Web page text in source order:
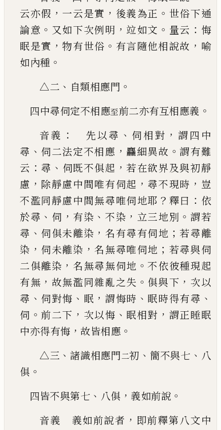
云亦假 ， 一云是實 ， 後義為正 。 世俗下通
論意 。 又如下次例明 ， 竝如文 。 量云 ： 悔
眠是實 ，物有世俗 。 有言隨他相說故 ， 喻
如內種 。
△二 、 自類相應門 。
四中尋伺定不相應至前二亦有互相應義 。
音義 ： 先以尋 、 伺相對 ， 謂四中
尋 、 伺二法定不相應 ， 麤細異故 。謂有難
云 ： 尋 、 伺既不俱起 ，若在欲界及與初靜
慮 ， 除靜慮中間唯有伺起 ， 尋不現時 ， 豈
不濫同靜慮中間無尋唯伺地耶 ？ 釋曰 ： 依
於尋 、 伺 ， 有染 、 不染 ， 立三地別 。 謂若
尋 、 伺俱未離染 ， 名有尋有伺地 ； 若尋離
染 ， 伺未離染 ，名無尋唯伺地 ； 若尋與伺
二俱離染 ，名無尋無伺地 。不依彼種現起
有無 ， 故無濫同雜亂之失 。 俱與下 ， 次以
尋 、 伺對悔 、 眠 ， 謂悔時 、 眠時得有尋 、
伺 。前二下 ， 次以悔 、 眠相對 ， 謂正睡眠
中亦得有悔 ， 故皆相應 。
△三 、諸識相應門二初 、 簡不與七 、 八
俱 。
四皆不與第七 、 八俱 ， 義如前說 。
音義 義如前說者 ， 即前釋第八文中